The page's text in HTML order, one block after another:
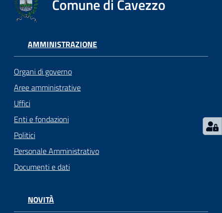
Seguici
su
Comune di Cavezzo
AMMINISTRAZIONE
Organi di governo
Aree amministrative
Uffici
Enti e fondazioni
Politici
Personale Amministrativo
Documenti e dati
NOVITÀ